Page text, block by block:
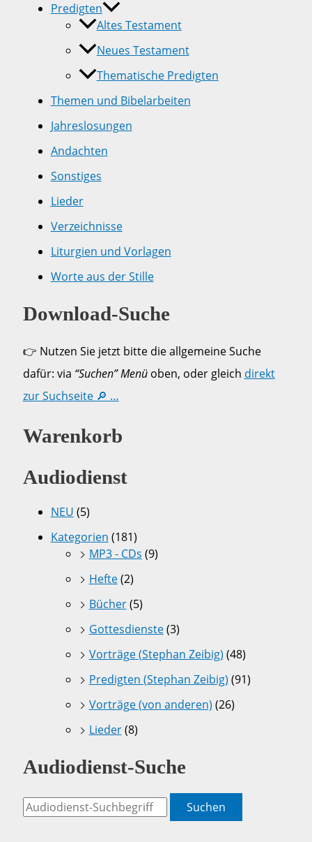
Predigten
Altes Testament
Neues Testament
Thematische Predigten
Themen und Bibelarbeiten
Jahreslosungen
Andachten
Sonstiges
Lieder
Verzeichnisse
Liturgien und Vorlagen
Worte aus der Stille
Download-Suche
👉 Nutzen Sie jetzt bitte die allgemeine Suche
dafür: via “Suchen” Menüoben, oder gleich direkt
zur Suchseite 🔎 …
Warenkorb
Audiodienst
NEU (5)
Kategorien (181)
MP3 - CDs (9)
Hefte(2)
Bücher(5)
Gottesdienste(3)
Vorträge (Stephan Zeibig) (48)
Predigten (Stephan Zeibig) (91)
Vorträge (von anderen) (26)
Lieder(8)
Audiodienst-Suche
Suchen